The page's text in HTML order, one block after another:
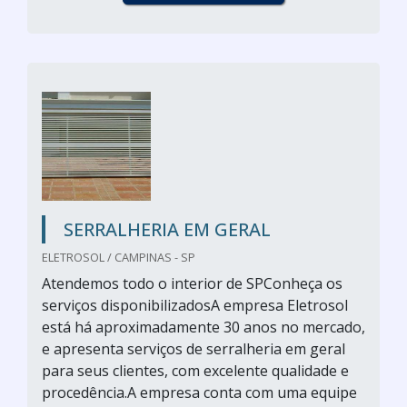
SERRALHERIA EM GERAL
ELETROSOL / CAMPINAS - SP
Atendemos todo o interior de SPConheça os
serviços disponibilizadosA empresa Eletrosol
está há aproximadamente 30 anos no mercado,
e apresenta serviços de serralheria em geral
para seus clientes, com excelente qualidade e
procedência.A empresa conta com uma equipe